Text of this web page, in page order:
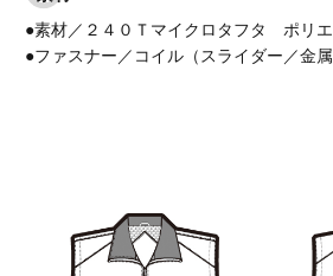
●素材／２４０Ｔマイクロタフタ ポリ
●ファスナー／コイル（スライダー／金属